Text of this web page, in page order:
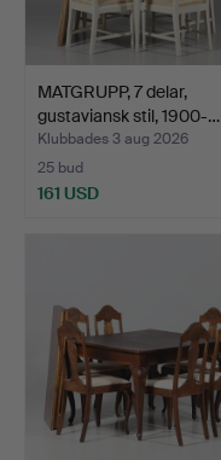
MATGRUPP, 7 delar,
gustaviansk stil, 1900-…
Klubbades 3 aug 2026
25 bud
161 USD